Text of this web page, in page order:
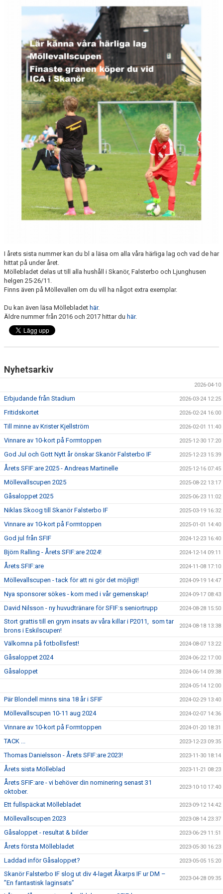
MÖLLEBLADET
SFIF PROFILER & MINNEN
BILDGALLERI
GÅSALOPPET
HITTA HIT
FÖRSÄKRING
PROFILPRODUKTER
BLI STÖDMEDLEM
MEDLEMSERBJUDANDEN
TRÄNINGSTIPS
INFO MÖTANDE UNGDOMSLAG
I årets sista nummer kan du bl a läsa om alla våra härliga lag och vad de har
hittat på under året.
Möllebladet delas ut till alla hushåll i Skanör, Falsterbo och Ljunghusen
helgen 25-26/11.
Finns även på Möllevallen om du vill ha något extra exemplar.
Du kan även läsa Möllebladet här.
Äldre nummer från 2016 och 2017 hittar du här.
Nyhetsarkiv
2026-04-10
Erbjudande från Stadium 2026-03-24 12:25
Fritidskortet 2026-02-24 16:00
Till minne av Krister Kjellström 2026-02-01 11:40
Vinnare av 10-kort på Formtoppen 2025-12-30 17:20
God Jul och Gott Nytt år önskar Skanör Falsterbo IF 2025-12-23 15:39
Årets SFIF:are 2025 - Andreas Martinelle 2025-12-16 07:45
Möllevallscupen 2025 2025-08-22 13:17
Gåsaloppet 2025 2025-06-23 11:02
Niklas Skoog till Skanör Falsterbo IF 2025-03-19 16:32
Vinnare av 10-kort på Formtoppen 2025-01-01 14:40
God jul från SFIF 2024-12-23 16:40
Björn Ralling - Årets SFIF:are 2024! 2024-12-14 09:11
Årets SFIF:are 2024-11-08 17:10
Möllevallscupen - tack för att ni gör det möjligt! 2024-09-19 14:47
Nya sponsorer sökes - kom med i vår gemenskap! 2024-09-17 08:43
David Nilsson - ny huvudtränare för SFIF:s seniortrupp 2024-08-28 15:50
Stort grattis till en grym insats av våra killar i P2011, som tar
brons i Eskilscupen!
2024-08-18 13:38
Välkomna på fotbollsfest! 2024-08-07 13:22
Gåsaloppet 2024 2024-06-22 17:00
Gåsaloppet 2024-06-14 09:38
2024-05-14 12:00
Pär Blondell minns sina 18 år i SFIF 2024-02-29 13:40
Möllevallscupen 10-11 aug 2024 2024-02-07 14:36
Vinnare av 10-kort på Formtoppen 2024-01-20 18:31
TACK ... 2023-12-23 09:35
Thomas Danielsson - Årets SFIF:are 2023! 2023-11-30 18:14
Årets sista Mölleblad 2023-11-21 08:23
Årets SFIF:are - vi behöver din nominering senast 31
oktober.
2023-10-10 17:40
Ett fullspäckat Möllebladet 2023-09-12 14:42
Möllevallscupen 2023 2023-08-14 23:37
Gåsaloppet - resultat & bilder 2023-06-29 11:51
Årets första Möllebladet 2023-05-30 16:23
Laddad inför Gåsaloppet? 2023-05-05 15:20
Skanör Falsterbo IF slog ut div 4-laget Åkarps IF ur DM –
”En fantastisk laginsats”
2023-04-28 09:35